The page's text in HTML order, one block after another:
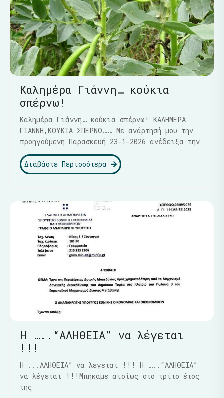
Καλημέρα Γιάννη… κούκια
σπέρνω!
Καλημέρα Γιάννη… κούκια σπέρνω! ΚΑΛΗΜΕΡΑ
ΓΙΑΝΝΗ,ΚΟΥΚΙΑ ΣΠΕΡΝΩ…… Με ανάρτησή μου την
προηγούμενη Παρασκευή 23-1-2026 ανέδειξα την
Διαβάστε Περισσότερα
Η …..“ΑΛΗΘΕΙΑ” να λέγεται
!!!
Η ...ΑΛΗΘΕΙΑ” να λέγεται !!! Η …..“ΑΛΗΘΕΙΑ”
να λέγεται !!!Μπήκαμε αισίως στο τρίτο έτος
της